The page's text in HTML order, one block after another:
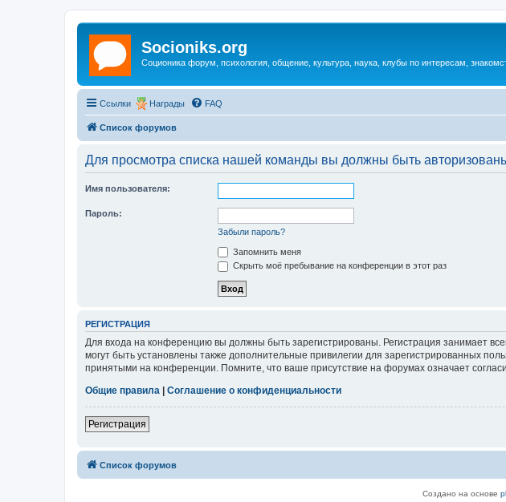
Socioniks.org
Соционика форум, психология, общение, культура, наука, клубы по интересам,
Ссылки Награды FAQ
Список форумов
Для просмотра списка нашей команды вы должны быть
Имя пользователя:
Пароль:
Забыли пароль?
Запомнить меня
Скрыть моё пребывание на конференции в этот раз
РЕГИСТРАЦИЯ
Для входа на конференцию вы должны быть зарегистрированы. Регистрация занимает
могут быть установлены также дополнительные привилегии для зарегистрированных
принятыми на конференции. Помните, что ваше присутствие на форумах означает
Общие правила
Соглашение о конфиденциальности
Регистрация
Список форумов
Создано на основе